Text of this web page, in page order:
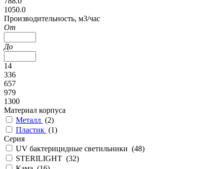
1050.0
Производительность, м3/час
От
До
14
336
657
979
1300
Материал корпуса
Металл (2)
Пластик (1)
Серия
UV бактерицидные светильники (48)
STERILIGHT (32)